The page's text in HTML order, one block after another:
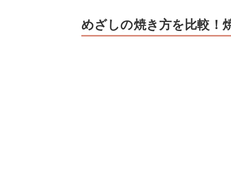
めざしの焼き方を比較！